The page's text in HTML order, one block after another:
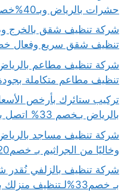
حشرات بالرياض وبـ40%خصم فوري
شركة تنظيف شقق بالخرج
تنظيف شقق سريع وفعال خصم35%اتصل
تنظيف مطاعم متكاملة بجودة 100% اتصل بنا
تركيب ستائرك بأرخص
بالرياض بـخصم 33% اتصل بنا الان
شركة تنظيف مساجد
وخاليًا من الجراثيم بـ خصم20% اتصل بنا
شركة تنظيف بالزلفي
بـ خصم33%لـتنظيف منزلك بالزلفي اتصل بنا الان